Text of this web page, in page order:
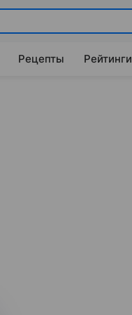
Рецепты Рейтинги